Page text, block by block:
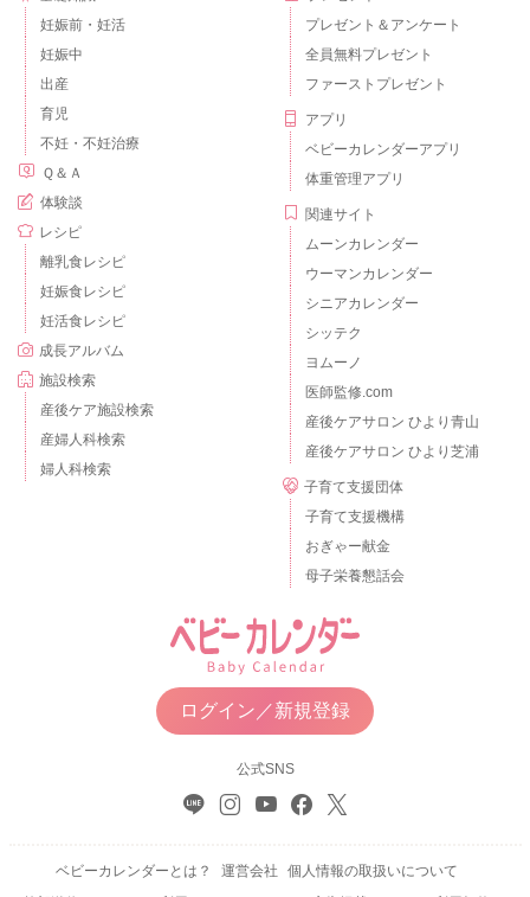
妊娠前・妊活
妊娠中
出産
育児
不妊・不妊治療
Ｑ＆Ａ
体験談
レシピ
離乳食レシピ
妊娠食レシピ
妊活食レシピ
成長アルバム
施設検索
産後ケア施設検索
産婦人科検索
婦人科検索
プレゼント＆アンケート
全員無料プレゼント
ファーストプレゼント
アプリ
ベビーカレンダーアプリ
体重管理アプリ
関連サイト
ムーンカレンダー
ウーマンカレンダー
シニアカレンダー
シッテク
ヨムーノ
医師監修.com
産後ケアサロン ひより青山
産後ケアサロン ひより芝浦
子育て支援団体
子育て支援機構
おぎゃー献金
母子栄養懇話会
ログイン／新規登録
公式SNS
ベビーカレンダーとは？ 運営会社
個人情報の取扱いについて